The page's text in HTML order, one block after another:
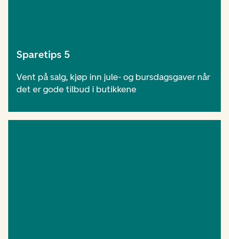
Sparetips 5
Vent på salg, kjøp inn jule- og bursdagsgaver når
det er gode tilbud i butikkene